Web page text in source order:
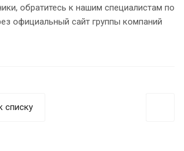
обратитесь к нашим специалистам по
официальный сайт группы компаний
списку